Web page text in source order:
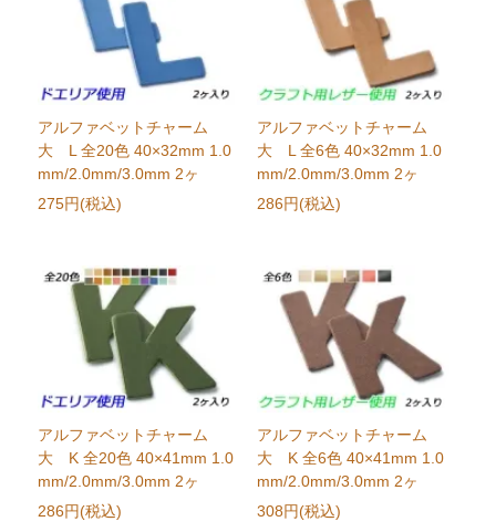
アルファベットチャーム
大 L 全20色 40×32mm 1.0
mm/2.0mm/3.0mm 2ヶ
275円(税込)
アルファベットチャーム
大 L 全6色 40×32mm 1.0
mm/2.0mm/3.0mm 2ヶ
286円(税込)
アルファベットチャーム
大 K 全20色 40×41mm 1.0
mm/2.0mm/3.0mm 2ヶ
286円(税込)
アルファベットチャーム
大 K 全6色 40×41mm 1.0
mm/2.0mm/3.0mm 2ヶ
308円(税込)